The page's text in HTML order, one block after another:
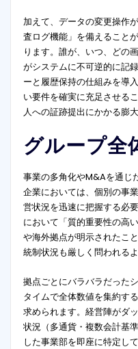
加えて、データの変更操作
査ログ機能」を備えること
ります。誰が、いつ、どの
がシステムに不可逆的に記
ーと履歴保持の仕組みを導
い要件を確実に充足させる
人への証跡提出にかかる膨
グループ全
事業の多角化やM&Aを通じ
企業においては、個別の事
営状況を迅速に把握する必
において「質的重要性の高
や海外拠点が明示されたこ
統制状況も厳しく問われる
拠点ごとにバラバラだった
タイムで全体数値を集約す
求められます。経営陣がダ
状況（多通貨・複数会計基
した事業部を即座に特定し